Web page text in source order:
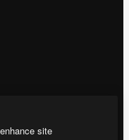
site